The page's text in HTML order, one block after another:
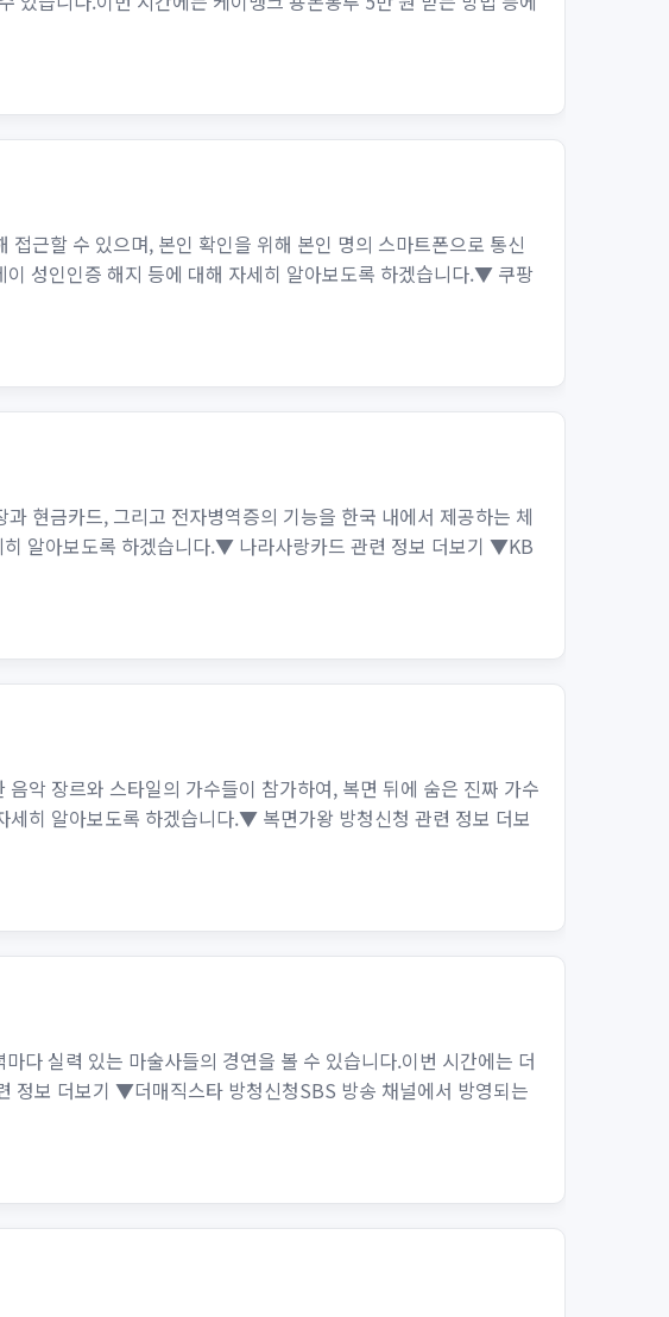
근할 수 있으며, 본인 확인을 위해 본인 명의 스마트폰으로 통신
성인인증 해지 등에 대해 자세히 알아보도록 하겠습니다.▼ 쿠팡
현금카드, 그리고 전자병역증의 기능을 한국 내에서 제공하는 체
알아보도록 하겠습니다.▼ 나라사랑카드 관련 정보 더보기 ▼KB
악 장르와 스타일의 가수들이 참가하여, 복면 뒤에 숨은 진짜 가수
히 알아보도록 하겠습니다.▼ 복면가왕 방청신청 관련 정보 더보
다 실력 있는 마술사들의 경연을 볼 수 있습니다.이번 시간에는 더
정보 더보기 ▼더매직스타 방청신청SBS 방송 채널에서 방영되는